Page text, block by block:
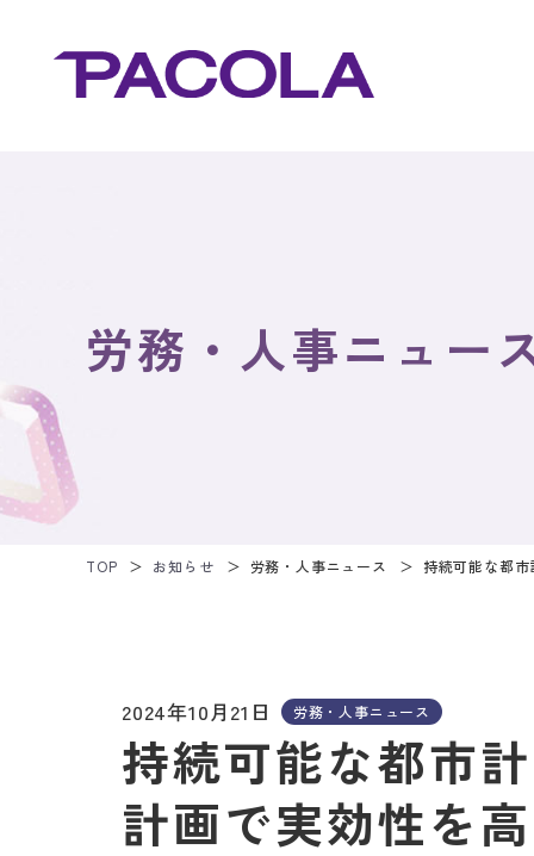
労務・人事ニュー
TOP お知らせ 労務・人事ニュース 持続可能な都
2024年10月21日 労務・人事ニュース
持続可能な都市
計画で実効性を